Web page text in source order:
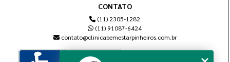
CONTATO
(11) 2305-1282
(11) 91087-6424
contato@clinicabemestarpinheiros.com.br